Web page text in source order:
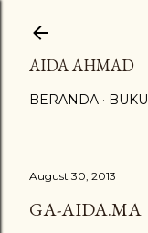
AIDA AHMAD
BERANDA BUKU
August 30, 2013
GA-AIDA.MA